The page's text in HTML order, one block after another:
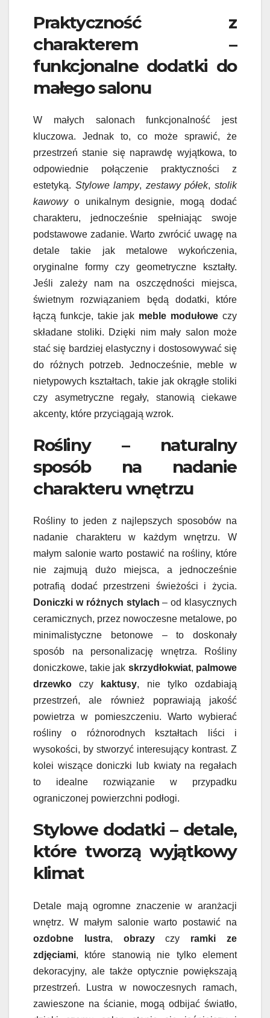
Praktyczność z
charakterem –
funkcjonalne dodatki do
małego salonu
W małych salonach funkcjonalność jest
kluczowa. Jednak to, co może sprawić, że
przestrzeń stanie się naprawdę wyjątkowa, to
odpowiednie połączenie praktyczności z
estetyką. Stylowe lampy, zestawy półek,stolik
kawowyo unikalnym designie, mogą dodać
charakteru, jednocześnie spełniając swoje
podstawowe zadanie. Warto zwrócić uwagę na
detale takie jak metalowe wykończenia,
oryginalne formy czy geometryczne kształty.
Jeśli zależy nam na oszczędności miejsca,
świetnym rozwiązaniem będą dodatki, które
łączą funkcje, takie jak meble modułowe czy
składane stoliki. Dzięki nim mały salon może
stać się bardziej elastyczny i dostosowywać się
do różnych potrzeb. Jednocześnie, meble w
nietypowych kształtach, takie jak okrągłe stoliki
czy asymetryczne regały, stanowią ciekawe
akcenty, które przyciągają wzrok.
Rośliny – naturalny
sposób na nadanie
charakteru wnętrzu
Rośliny to jeden z najlepszych sposobów na
nadanie charakteru w każdym wnętrzu. W
małym salonie warto postawić na rośliny, które
nie zajmują dużo miejsca, a jednocześnie
potrafią dodać przestrzeni świeżości i życia.
Doniczki w różnych stylach – od klasycznych
ceramicznych, przez nowoczesne metalowe, po
minimalistyczne betonowe – to doskonały
sposób na personalizację wnętrza. Rośliny
doniczkowe, takie jak skrzydłokwiat, palmowe
drzewko czy kaktusy, nie tylko ozdabiają
przestrzeń, ale również poprawiają jakość
powietrza w pomieszczeniu. Warto wybierać
rośliny o różnorodnych kształtach liści i
wysokości, by stworzyć interesujący kontrast. Z
kolei wiszące doniczki lub kwiaty na regałach
to idealne rozwiązanie w przypadku
ograniczonej powierzchni podłogi.
Stylowe dodatki – detale,
które tworzą wyjątkowy
klimat
Detale mają ogromne znaczenie w aranżacji
wnętrz. W małym salonie warto postawić na
ozdobne lustra, obrazyczy ramki ze
zdjęciami, które stanowią nie tylko element
dekoracyjny, ale także optycznie powiększają
przestrzeń. Lustra w nowoczesnych ramach,
zawieszone na ścianie, mogą odbijać światło,